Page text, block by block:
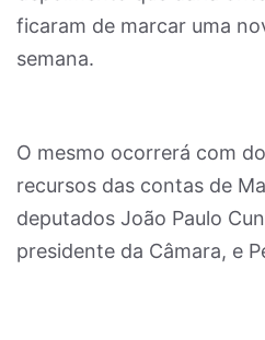
ficaram de marcar uma
semana.
O mesmo ocorrerá com
recursos das contas de
deputados João Paulo
presidente da Câmara, e